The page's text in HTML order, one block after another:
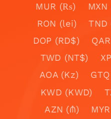
MUR (₨)
RON (lei)
TND
DOP (RD$)
TWD (NT$)
AOA (Kz)
KWD (KWD)
AZN (₼)